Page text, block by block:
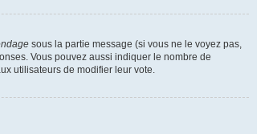
sous la partie message (si vous ne le voyez pas,
Vous pouvez aussi indiquer le nombre de
utilisateurs de modifier leur vote.